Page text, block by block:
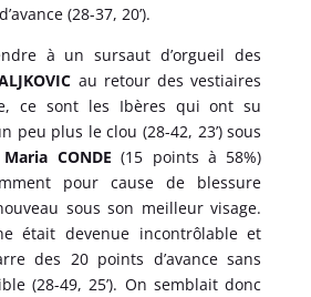
(28-37, 20’).
à un sursaut d’orgueil des
au retour des vestiaires
ce sont les Ibères qui ont su
peu plus le clou (28-42, 23’) sous
Maria CONDE(15 points à 58%)
pour cause de blessure
sous son meilleur visage.
était devenue incontrôlable et
des 20 points d’avance sans
(28-49, 25’). On semblait donc